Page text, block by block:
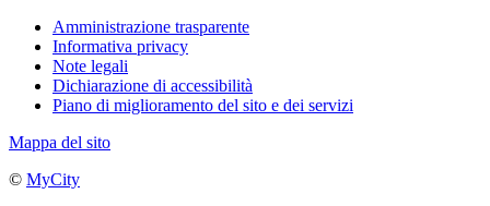
Amministrazione trasparente
Informativa privacy
Note legali
Dichiarazione di accessibilità
Piano di miglioramento del sito e dei servizi
Mappa del sito
© MyCity